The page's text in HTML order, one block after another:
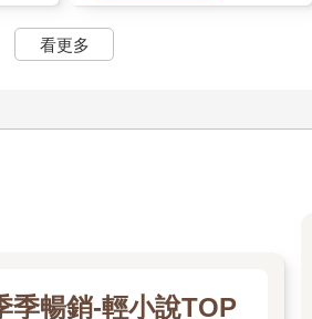
，彷彿突然突破了某個臨界點。在這一
失不見，連海底各種吵鬧的聲波也完全
音。與其說是聲音，那不如說是直接在
看更多
季暢銷-輕小說TOP